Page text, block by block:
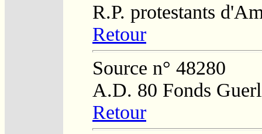
R.P. protestants
Retour
Source n° 48280
A.D. 80 Fonds
Retour